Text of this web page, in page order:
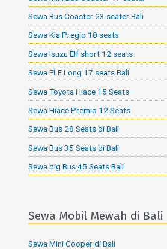
Sewa Bus Coaster 23 seater Bali
Sewa Kia Pregio 10 seats
Sewa Isuzu Elf short 12 seats
Sewa ELF Long 17 seats Bali
Sewa Toyota Hiace 15 Seats
Sewa Hiace Premio 12 Seats
Sewa Bus 28 Seats di Bali
Sewa Bus 35 Seats di Bali
Sewa big Bus 45 Seats Bali
Sewa Mobil Mewah di Bali
Sewa Mini Cooper di Bali